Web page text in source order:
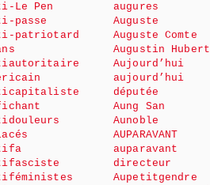
Le Pen
passe
patriotard
augures
Auguste
Auguste Comte
Augustin Hubert
Aujourd’hui
aujourd’hui
députée
Aung San
Aunoble
AUPARAVANT
auparavant
directeur
Aupetitgendre